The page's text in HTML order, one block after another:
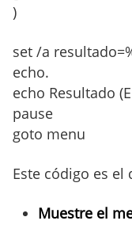
)
set /a
echo.
echo Resultado
pause
goto menu
Este código es el
Muestre el